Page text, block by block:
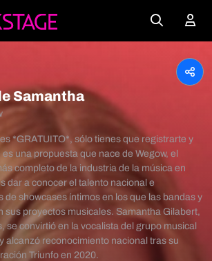
Samantha
*GRATUITO*, sólo tienes que registrarte y
una propuesta que nace de Wegow, el
completo de la industria de la música en
dar a conocer el talento nacional e
de showcases íntimos en los que las bandas y
sus proyectos musicales. Samantha Gilabert,
se convirtió en la vocalista del grupo musical
alcanzó reconocimiento nacional tras su
Triunfo en 2020.